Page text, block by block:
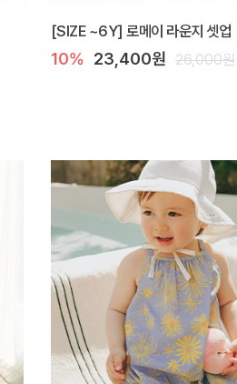
[SIZE ~6Y] 로메이 라운지 셋업
10% 23,400원 26,000원